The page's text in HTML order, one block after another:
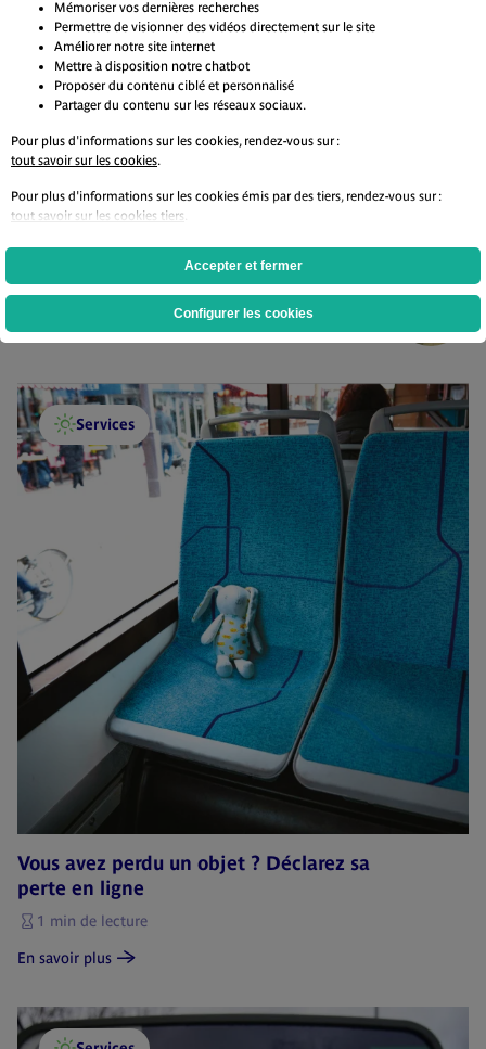
Services
Vous avez perdu un objet ? Déclarez sa
perte en ligne
1 min de lecture
En savoir plus
Ne ratez aucune actualité
grâce ànotre newsletter
La newsletter qui vous
transporte au quotidien !
Je m'inscris
Mémoriser vos dernières recherches
Permettre de visionner des vidéos directement sur le site
Améliorer notre site internet
Mettre à disposition notre chatbot
Proposer du contenu ciblé et personnalisé
Partager du contenu sur les réseaux sociaux.
Pour plus d'informations sur les cookies, rendez-vous sur :
tout savoir sur les cookies.
Pour plus d'informations sur les cookies émis par des tiers, rendez-vous sur :
tout savoir sur les cookies tiers
Configurer les cookies
Accepter et fermer